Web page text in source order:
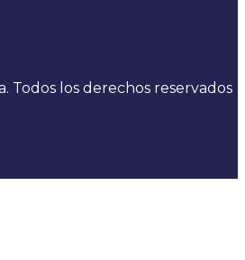
Todos los derechos reservados